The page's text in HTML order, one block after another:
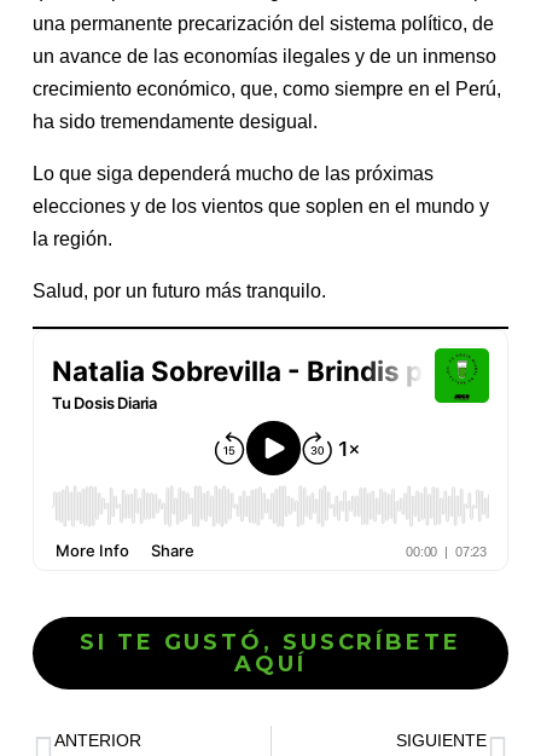
una permanente precarización del sistema político, de
un avance de las economías ilegales y de un inmenso
crecimiento económico, que, como siempre en el Perú,
ha sido tremendamente desigual.
Lo que siga dependerá mucho de las próximas
elecciones y de los vientos que soplen en el mundo y
la región.
Salud, por un futuro más tranquilo.
SI TE GUSTÓ, SUSCRÍBETE
AQUÍ
ANTERIOR SIGUIENTE